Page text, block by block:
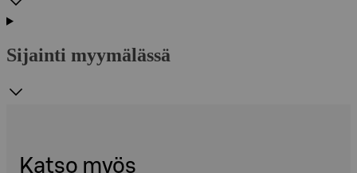
Sijainti myymälässä
Katso myös